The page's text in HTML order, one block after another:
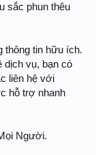
sắc phun thêu
thông tin hữu ích.
dịch vụ, bạn có
liên hệ với
hỗ trợ nhanh
Người.